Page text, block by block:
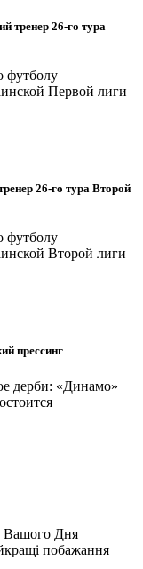
тренер 26-го тура
футболу
Первой лиги
26-го тура Второй
футболу
Второй лиги
прессинг
дерби: «Динамо»
Вашого Дня
побажання